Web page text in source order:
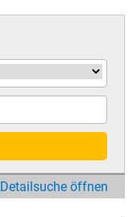
Detailsuche öffnen